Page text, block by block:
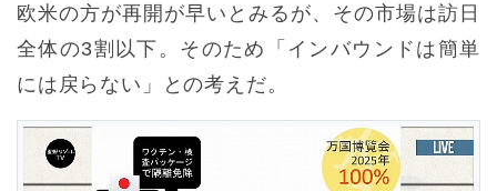
欧米の方が再開が早いとみるが、その市場は訪日
全体の3割以下。そのため「インバウンドは簡単
には戻らない」との考えだ。